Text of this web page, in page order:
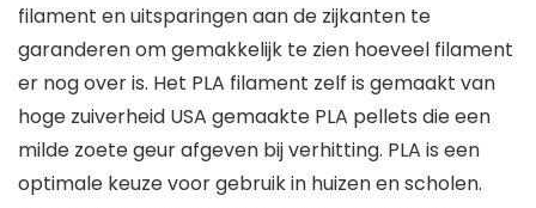
filament en uitsparingen aan de zijkanten te
garanderen om gemakkelijk te zien hoeveel filament
er nog over is. Het PLA filament zelf is gemaakt van
hoge zuiverheid USA gemaakte PLA pellets die een
milde zoete geur afgeven bij verhitting. PLA is een
optimale keuze voor gebruik in huizen en scholen.